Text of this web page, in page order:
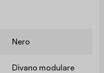
Nero
Divano modulare